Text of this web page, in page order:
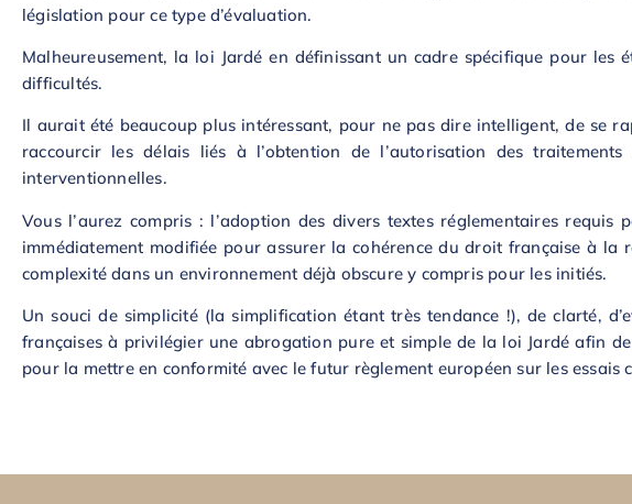
législation pour ce type d’évaluation.
Malheureusement, la loi Jardé en définissant un cadre spécifique pour
difficultés.
Il aurait été beaucoup plus intéressant, pour ne pas dire intelligent, de se
raccourcir les délais liés à l’obtention de l’autorisation des
interventionnelles.
Vous l’aurez compris : l’adoption des divers textes réglementaires
immédiatement modifiée pour assurer la cohérence du droit française à la
complexité dans un environnement déjà obscure y compris pour les initiés.
Un souci de simplicité (la simplification étant très tendance !), de clarté,
françaises à privilégier une abrogation pure et simple de la loi Jardé afin
pour la mettre en conformité avec le futur règlement européen sur les